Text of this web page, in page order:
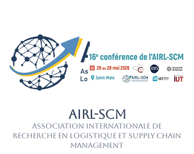
AIRL-SCM
Association Internationale de
Recherche en Logistique et Supply Chain
Management